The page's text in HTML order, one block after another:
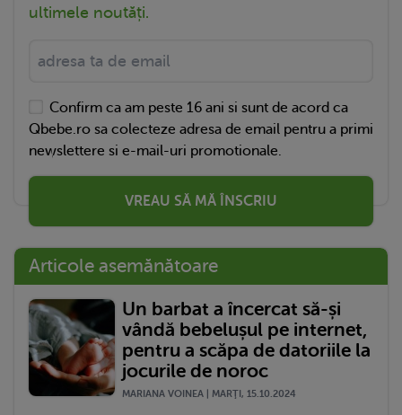
ultimele noutăți.
Confirm ca am peste 16 ani si sunt de acord ca
Qbebe.ro sa colecteze adresa de email pentru a primi
newslettere si e-mail-uri promotionale.
VREAU SĂ MĂ ÎNSCRIU
Articole asemănătoare
Un barbat a încercat să-și
vândă bebelușul pe internet,
pentru a scăpa de datoriile la
jocurile de noroc
MARIANA VOINEA | MARŢI, 15.10.2024